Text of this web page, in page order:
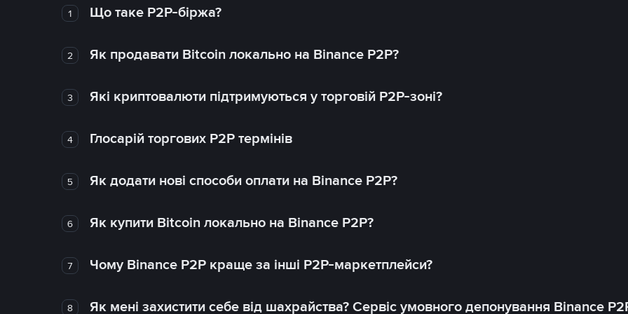
1 Що таке P2P-біржа?
2 Як продавати Bitcoin локально на Binance P2P?
3 Які криптовалюти підтримуються у торговій P2P-зоні?
4 Глосарій торгових P2P термінів
5 Як додати нові способи оплати на Binance P2P?
6 Як купити Bitcoin локально на Binance P2P?
7 Чому Binance P2P краще за інші P2P-маркетплейси?
8 Як мені захистити себе від шахрайства? Сервіс умовного депонування Binance